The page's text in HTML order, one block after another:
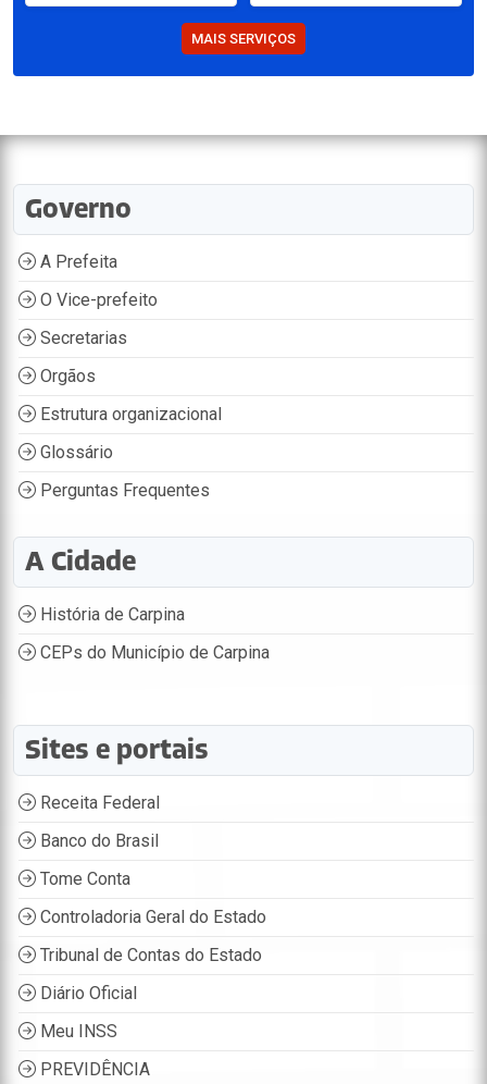
MAIS SERVIÇOS
Governo
A Prefeita
O Vice-prefeito
Secretarias
Orgãos
Estrutura organizacional
Glossário
Perguntas Frequentes
A Cidade
História de Carpina
CEPs do Município de Carpina
Sites e portais
Receita Federal
Banco do Brasil
Tome Conta
Controladoria Geral do Estado
Tribunal de Contas do Estado
Diário Oficial
Meu INSS
PREVIDÊNCIA